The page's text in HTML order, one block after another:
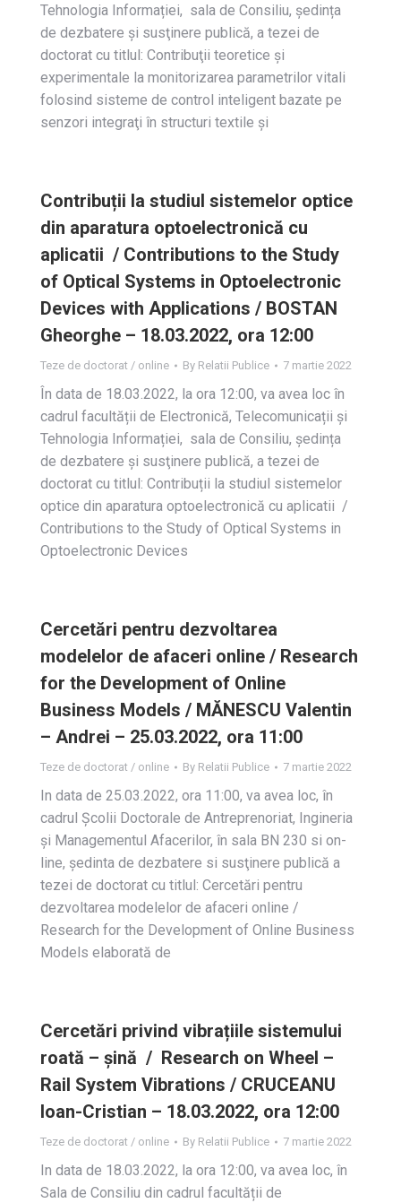
Tehnologia Informației, sala de Consiliu, ședința
de dezbatere și susţinere publică, a tezei de
doctorat cu titlul: Contribuţii teoretice şi
experimentale la monitorizarea parametrilor vitali
folosind sisteme de control inteligent bazate pe
senzori integraţi în structuri textile şi
Contribuții la studiul sistemelor optice
din aparatura optoelectronică cu
aplicatii / Contributions to the Study
of Optical Systems in Optoelectronic
Devices with Applications / BOSTAN
Gheorghe – 18.03.2022, ora 12:00
Teze de doctorat / online By Relatii Publice 7 martie 2022
În data de 18.03.2022, la ora 12:00, va avea loc în
cadrul facultății de Electronică, Telecomunicații și
Tehnologia Informației, sala de Consiliu, ședința
de dezbatere și susţinere publică, a tezei de
doctorat cu titlul: Contribuții la studiul sistemelor
optice din aparatura optoelectronică cu aplicatii /
Contributions to the Study of Optical Systems in
Optoelectronic Devices
Cercetări pentru dezvoltarea
modelelor de afaceri online / Research
for the Development of Online
Business Models / MĂNESCU Valentin
– Andrei – 25.03.2022, ora 11:00
Teze de doctorat / online By Relatii Publice 7 martie 2022
In data de 25.03.2022, ora 11:00, va avea loc, în
cadrul Școlii Doctorale de Antreprenoriat, Ingineria
și Managementul Afacerilor, în sala BN 230 si on-
line, ședinta de dezbatere si susţinere publică a
tezei de doctorat cu titlul: Cercetări pentru
dezvoltarea modelelor de afaceri online /
Research for the Development of Online Business
Models elaborată de
Cercetări privind vibrațiile sistemului
roată – șină / Research on Wheel –
Rail System Vibrations / CRUCEANU
Ioan-Cristian – 18.03.2022, ora 12:00
Teze de doctorat / online By Relatii Publice 7 martie 2022
In data de 18.03.2022, la ora 12:00, va avea loc, în
Sala de Consiliu din cadrul facultății de